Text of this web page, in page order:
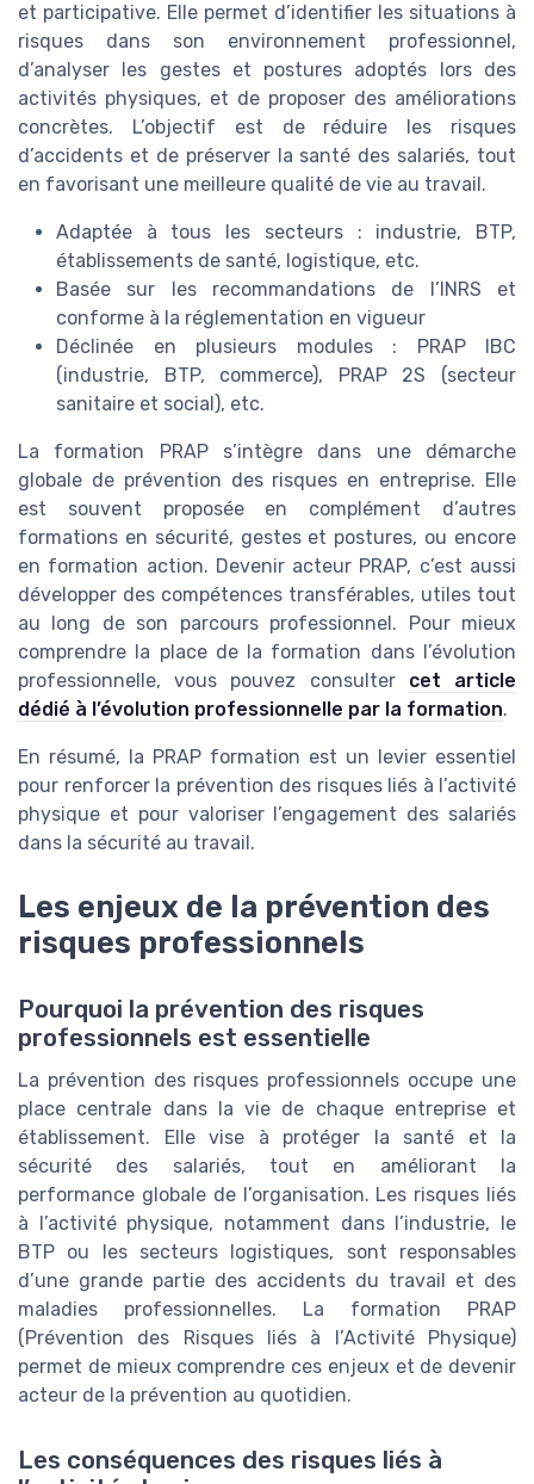
et participative. Elle permet d’identifier les situations à
risques dans son environnement professionnel,
d’analyser les gestes et postures adoptés lors des
activités physiques, et de proposer des améliorations
concrètes. L’objectif est de réduire les risques
d’accidents et de préserver la santé des salariés, tout
en favorisant une meilleure qualité de vie au travail.
Adaptée à tous les secteurs : industrie, BTP,
établissements de santé, logistique, etc.
Basée sur les recommandations de l’INRS et
conforme à la réglementation en vigueur
Déclinée en plusieurs modules : PRAP IBC
(industrie, BTP, commerce), PRAP 2S (secteur
sanitaire et social), etc.
La formation PRAP s’intègre dans une démarche
globale de prévention des risques en entreprise. Elle
est souvent proposée en complément d’autres
formations en sécurité, gestes et postures, ou encore
en formation action. Devenir acteur PRAP, c’est aussi
développer des compétences transférables, utiles tout
au long de son parcours professionnel. Pour mieux
comprendre la place de la formation dans l’évolution
professionnelle, vous pouvez consulter cet article
dédié à l’évolution professionnelle par la formation.
En résumé, la PRAP formation est un levier essentiel
pour renforcer la prévention des risques liés à l’activité
physique et pour valoriser l’engagement des salariés
dans la sécurité au travail.
Les enjeux de la prévention des
risques professionnels
Pourquoi la prévention des risques
professionnels est essentielle
La prévention des risques professionnels occupe une
place centrale dans la vie de chaque entreprise et
établissement. Elle vise à protéger la santé et la
sécurité des salariés, tout en améliorant la
performance globale de l’organisation. Les risques liés
à l’activité physique, notamment dans l’industrie, le
BTP ou les secteurs logistiques, sont responsables
d’une grande partie des accidents du travail et des
maladies professionnelles. La formation PRAP
(Prévention des Risques liés à l’Activité Physique)
permet de mieux comprendre ces enjeux et de devenir
acteur de la prévention au quotidien.
Les conséquences des risques liés à